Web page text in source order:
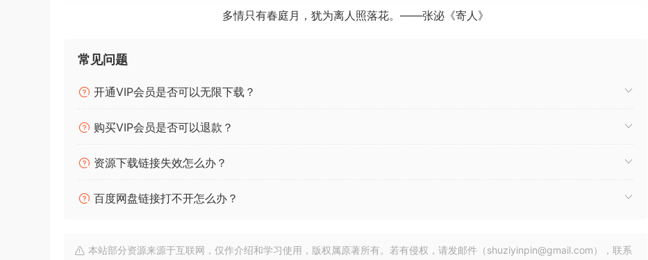
辨别过哪怕是一段简单的音乐，那么 Transcribe! 可能帮不了您（参见如何转录），但如果您有时需要用耳朵辨别录制
根据不同版本，Transcribe! 可以从多种类型的音频文件和音频 CD 中读取音频。它还具有“录音”功能，可从模拟音源
放或循环播放。
Transcribe! 还可以显示与许多视频文件的音频同步的视频。
循环和位置可以存储和调用。它提供多种键盘快捷键，您可以根据需要进行配置。您可以配置 Transcribe! 以响应各种
“频谱”功能以图表的形式（钢琴键盘上的波浪线）显示您选择的任何和弦或音符中各个音高的强度。图表中各个峰值的
多情只有春庭月，犹为离人照落花。——张泌《寄人》
常见问题
开通VIP会员是否可以无限下载？
购买VIP会员是否可以退款？
资源下载链接失效怎么办？
百度网盘链接打不开怎么办？
本站部分资源来源于互联网，仅作介绍和学习使用，版权属原著所有。若有侵权，请发邮件（shuziyinpin@gmail.com），联系